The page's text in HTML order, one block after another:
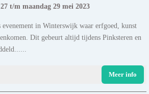
t/m maandag 29 mei 2023
evenement in Winterswijk waar erfgoed, kunst
Dit gebeurt altijd tijdens Pinksteren en
Meer info